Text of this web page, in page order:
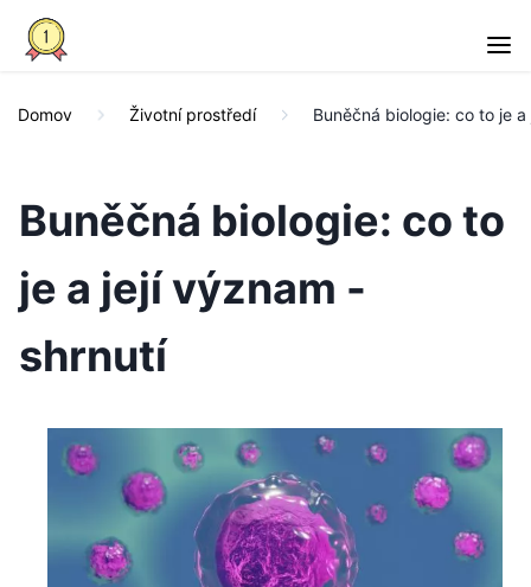
Domov Životní prostředí Buněčná biologie: co to je
Buněčná biologie: co to
je a její význam -
shrnutí